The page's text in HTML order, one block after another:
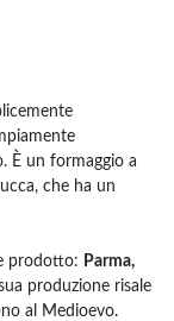
È un formaggio a
che ha un
prodotto: Parma,
produzione risale
al Medioevo.